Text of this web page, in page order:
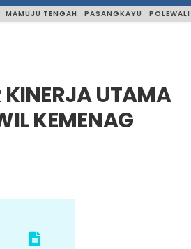
MAMUJU TENGAH PASANGKAYU
UTAMA
KEMENAG